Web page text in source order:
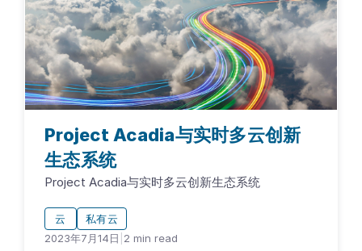
Project Acadia与实时多云创新
生态系统
Project Acadia与实时多云创新生态系统
云
私有云
2023年7月14日 2 min read